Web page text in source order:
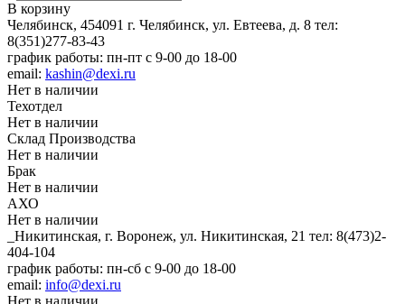
В корзину
Челябинск, 454091 г. Челябинск, ул. Евтеева, д. 8 тел:
8(351)277-83-43
график работы: пн-пт с 9-00 до 18-00
email: kashin@dexi.ru
Нет в наличии
Техотдел
Нет в наличии
Склад Производства
Нет в наличии
Брак
Нет в наличии
АХО
Нет в наличии
_Никитинская, г. Воронеж, ул. Никитинская, 21 тел: 8(473)2-
404-104
график работы: пн-сб с 9-00 до 18-00
email: info@dexi.ru